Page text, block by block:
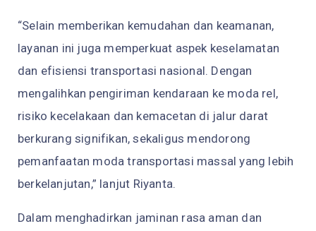
“Selain memberikan kemudahan dan keamanan,
layanan ini juga memperkuat aspek keselamatan
dan efisiensi transportasi nasional. Dengan
mengalihkan pengiriman kendaraan ke moda rel,
risiko kecelakaan dan kemacetan di jalur darat
berkurang signifikan, sekaligus mendorong
pemanfaatan moda transportasi massal yang lebih
berkelanjutan,” lanjut Riyanta.
Dalam menghadirkan jaminan rasa aman dan